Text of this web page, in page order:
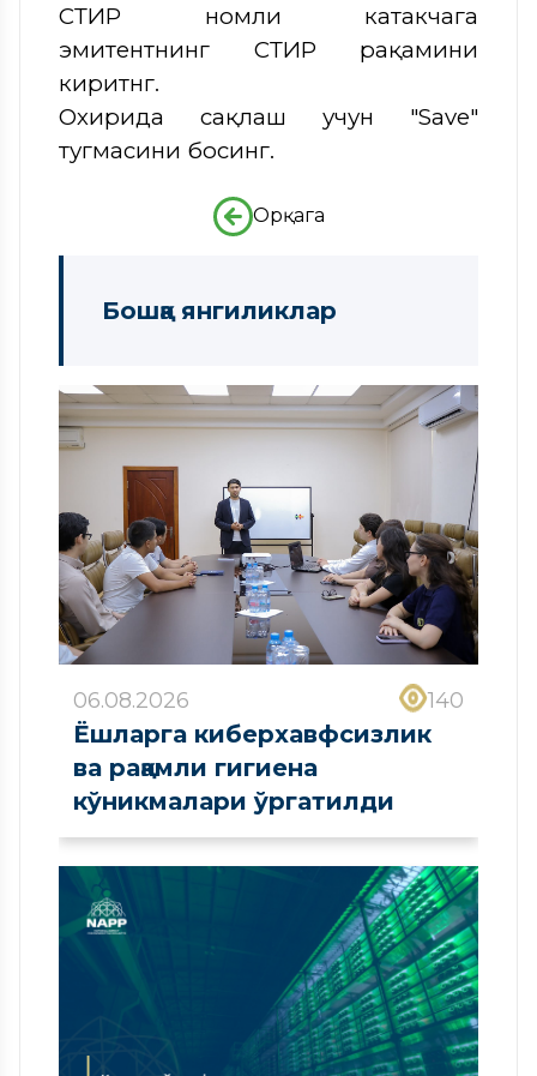
СТИР номли катакчага
эмитентнинг СТИР рақамини
киритнг.
Охирида сақлаш учун "Save"
тугмасини босинг.
Орқага
Бошқа янгиликлар
06.08.2026 140
Ёшларга киберхавфсизлик
ва рақамли гигиена
кўникмалари ўргатилди